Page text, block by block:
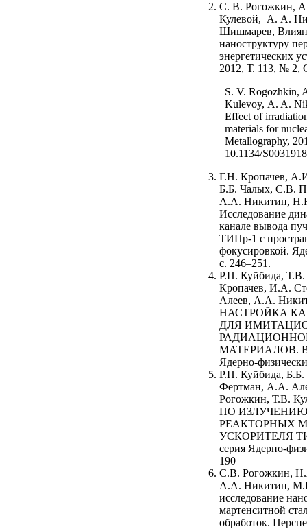
С. В. Рогожкин,
Кулевой, А. А.
Шишмарев, В
наноструктуру
энергетических
2012, Т. 113, № 2,
S. V. Rogozhkin,
Kulevoy, A. A.
Effect of
materials for
Metallography,
10.1134/
Г.Н. Кропачев,
Б.Б. Чалых, С.В.
А.А. Никитин,
Исследование
канале вывода
ТИПр-1 с
фокусировкой.
с. 246–251.
Р.П. Куйбида,
Кропачев, И.А.
Алеев, А.А.
НАСТРОЙКА
ДЛЯ
МАТЕРИАЛОВ.
Ядерно-
Р.П. Куйбида,
Фертман, А.А.
Рогожкин, Т.В.
ПО
РЕАКТОРНЫХ
УСКОРИТЕЛЯ
серия Ядерно-
190
С.В. Рогожкин,
А.А. Никитин,
исследование
мартенситной
обработок.